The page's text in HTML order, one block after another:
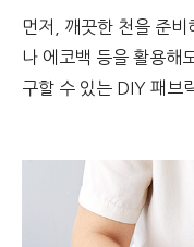
먼저, 깨끗한 천을 준비
나 에코백 등을 활용해
구할 수 있는 DIY 패브